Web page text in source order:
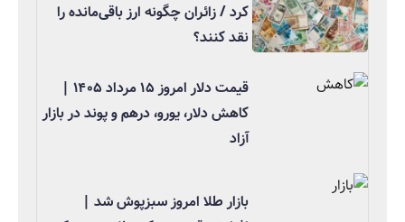
کرد / زائران چگونه ارز باقی‌مانده را
نقد کنند؟
قیمت دلار امروز ۱۵ مرداد ۱۴۰۵ |
کاهش دلار، یورو، درهم و پوند در بازار
آزاد
بازار طلا امروز سبزپوش شد |